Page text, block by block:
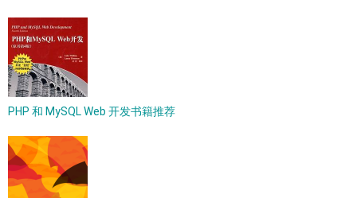
PHP 和 MySQL Web 开发书籍推荐